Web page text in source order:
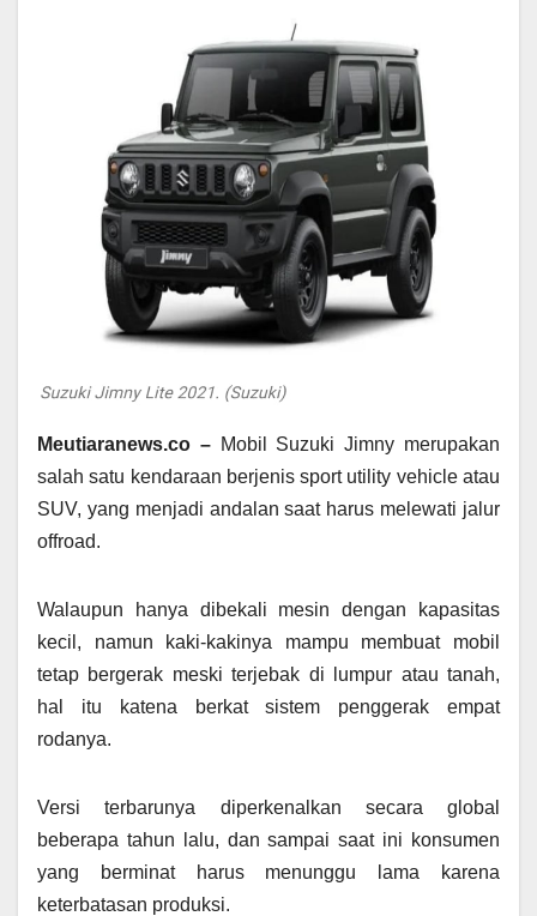
Meutiaranews.co – Mobil Suzuki Jimny merupakan
salah satu kendaraan berjenis sport utility vehicle atau
SUV, yang menjadi andalan saat harus melewati jalur
offroad.
Walaupun hanya dibekali mesin dengan kapasitas
kecil, namun kaki-kakinya mampu membuat mobil
tetap bergerak meski terjebak di lumpur atau tanah,
hal itu katena berkat sistem penggerak empat
rodanya.
Versi terbarunya diperkenalkan secara global
beberapa tahun lalu, dan sampai saat ini konsumen
yang berminat harus menunggu lama karena
keterbatasan produksi.